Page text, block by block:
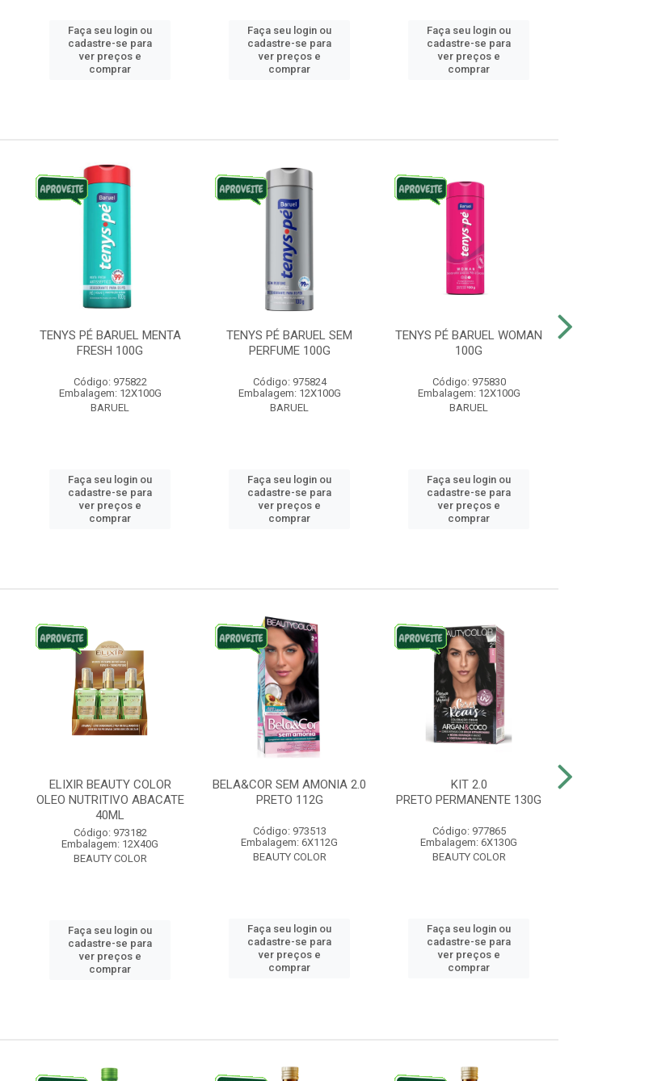
Faça seu login ou
cadastre-se para
ver preços e
comprar
Faça seu login ou
cadastre-se para
ver preços e
comprar
Faça seu login ou
cadastre-se para
ver preços e
comprar
TENYS PÉ BARUEL MENTA
FRESH 100G
Código: 975822
Embalagem: 12X100G
BARUEL
Faça seu login ou
cadastre-se para
ver preços e
comprar
TENYS PÉ BARUEL SEM
PERFUME 100G
Código: 975824
Embalagem: 12X100G
BARUEL
Faça seu login ou
cadastre-se para
ver preços e
comprar
TENYS PÉ BARUEL WOMAN
100G
Código: 975830
Embalagem: 12X100G
BARUEL
Faça seu login ou
cadastre-se para
ver preços e
comprar
ELIXIR BEAUTY COLOR
OLEO NUTRITIVO ABACATE
40ML
Código: 973182
Embalagem: 12X40G
BEAUTY COLOR
Faça seu login ou
cadastre-se para
ver preços e
comprar
BELA&COR SEM AMONIA 2.0
PRETO 112G
Código: 973513
Embalagem: 6X112G
BEAUTY COLOR
Faça seu login ou
cadastre-se para
ver preços e
comprar
KIT 2.0
PRETO PERMANENTE 130G
Código: 977865
Embalagem: 6X130G
BEAUTY COLOR
Faça seu login ou
cadastre-se para
ver preços e
comprar